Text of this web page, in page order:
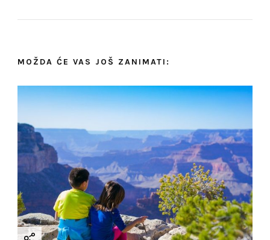
a
g
a
t
i
o
MOŽDA ĆE VAS JOŠ ZANIMATI: